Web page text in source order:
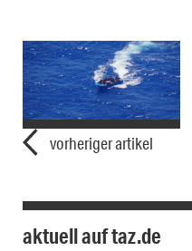
vorheriger artikel
aktuell auf taz.de